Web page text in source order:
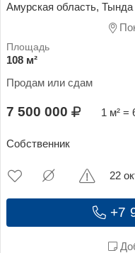
Амурская область, Тында
108 м²
Продам или сдам
7 500 000 1 м² =
Собственник
+7
22